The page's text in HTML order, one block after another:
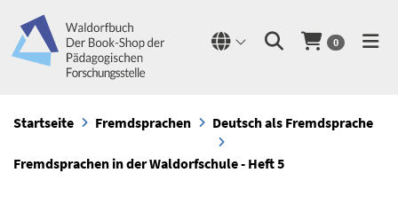
0
Startseite Fremdsprachen Deutsch als Fremdsprache
Fremdsprachen in der Waldorfschule - Heft 5